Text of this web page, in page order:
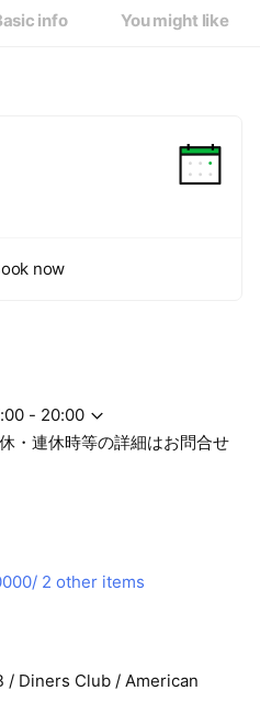
等の詳細はお問合せください
info You might like
now
- 20:00
・連休時等の詳細はお問合せ
2 other items
/ Diners Club / American